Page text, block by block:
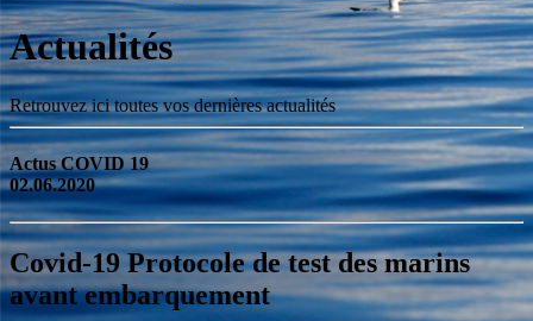
Actualités
Retrouvez ici toutes vos dernières actualités
Actus COVID 19
02.06.2020
Covid-19 Protocole de test des marins
avant embarquement